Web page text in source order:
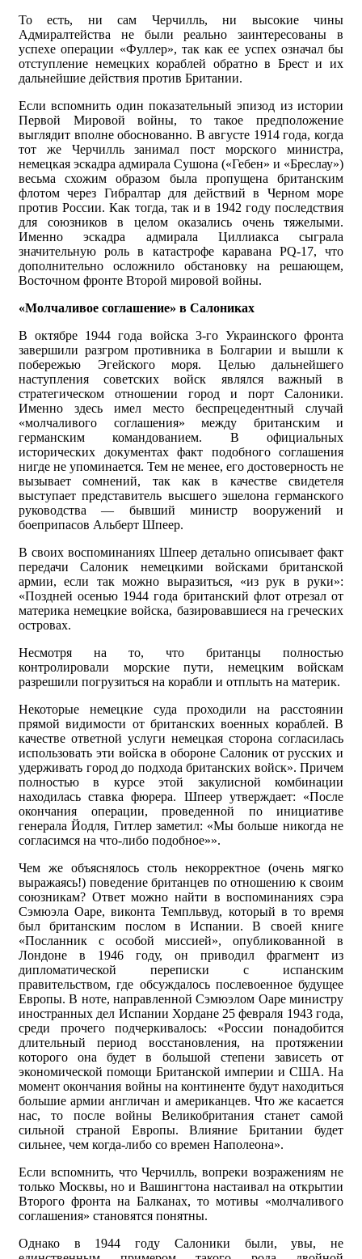
То есть, ни сам Черчилль, ни высокие чины
Адмиралтейства не были реально заинтересованы в
успехе операции «Фуллер», так как ее успех означал бы
отступление немецких кораблей обратно в Брест и их
дальнейшие действия против Британии.
Если вспомнить один показательный эпизод из истории
Первой Мировой войны, то такое предположение
выглядит вполне обоснованно. В августе 1914 года, когда
тот же Черчилль занимал пост морского министра,
немецкая эскадра адмирала Сушона («Гебен» и «Бреслау»)
весьма схожим образом была пропущена британским
флотом через Гибралтар для действий в Черном море
против России. Как тогда, так и в 1942 году последствия
для союзников в целом оказались очень тяжелыми.
Именно эскадра адмирала Циллиакса сыграла
значительную роль в катастрофе каравана PQ-17, что
дополнительно осложнило обстановку на решающем,
Восточном фронте Второй мировой войны.
«Молчаливое соглашение» в Салониках
В октябре 1944 года войска 3-го Украинского фронта
завершили разгром противника в Болгарии и вышли к
побережью Эгейского моря. Целью дальнейшего
наступления советских войск являлся важный в
стратегическом отношении город и порт Салоники.
Именно здесь имел место беспрецедентный случай
«молчаливого соглашения» между британским и
германским командованием. В официальных
исторических документах факт подобного соглашения
нигде не упоминается. Тем не менее, его достоверность не
вызывает сомнений, так как в качестве свидетеля
выступает представитель высшего эшелона германского
руководства — бывший министр вооружений и
боеприпасов Альберт Шпеер.
В своих воспоминаниях Шпеер детально описывает факт
передачи Салоник немецкими войсками британской
армии, если так можно выразиться, «из рук в руки»:
«Поздней осенью 1944 года британский флот отрезал от
материка немецкие войска, базировавшиеся на греческих
островах.
Несмотря на то, что британцы полностью
контролировали морские пути, немецким войскам
разрешили погрузиться на корабли и отплыть на материк.
Некоторые немецкие суда проходили на расстоянии
прямой видимости от британских военных кораблей. В
качестве ответной услуги немецкая сторона согласилась
использовать эти войска в обороне Салоник от русских и
удерживать город до подхода британских войск». Причем
полностью в курсе этой закулисной комбинации
находилась ставка фюрера. Шпеер утверждает: «После
окончания операции, проведенной по инициативе
генерала Йодля, Гитлер заметил: «Мы больше никогда не
согласимся на что-либо подобное»».
Чем же объяснялось столь некорректное (очень мягко
выражаясь!) поведение британцев по отношению к своим
союзникам? Ответ можно найти в воспоминаниях сэра
Сэмюэла Оаре, виконта Темпльвуд, который в то время
был британским послом в Испании. В своей книге
«Посланник с особой миссией», опубликованной в
Лондоне в 1946 году, он приводил фрагмент из
дипломатической переписки с испанским
правительством, где обсуждалось послевоенное будущее
Европы. В ноте, направленной Сэмюэлом Оаре министру
иностранных дел Испании Хордане 25 февраля 1943 года,
среди прочего подчеркивалось: «России понадобится
длительный период восстановления, на протяжении
которого она будет в большой степени зависеть от
экономической помощи Британской империи и США. На
момент окончания войны на континенте будут находиться
большие армии англичан и американцев. Что же касается
нас, то после войны Великобритания станет самой
сильной страной Европы. Влияние Британии будет
сильнее, чем когда-либо со времен Наполеона».
Если вспомнить, что Черчилль, вопреки возражениям не
только Москвы, но и Вашингтона настаивал на открытии
Второго фронта на Балканах, то мотивы «молчаливого
соглашения» становятся понятны.
Однако в 1944 году Салоники были, увы, не